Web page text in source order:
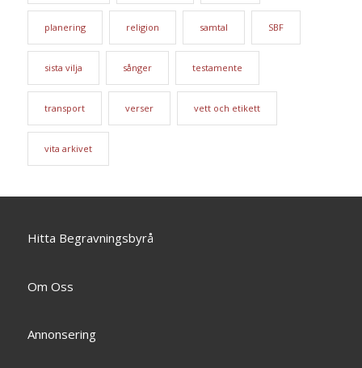
planering religion samtal SBF
sista vilja sånger testamente
transport verser vett och etikett
vita arkivet
Hitta Begravningsbyrå
Om Oss
Annonsering